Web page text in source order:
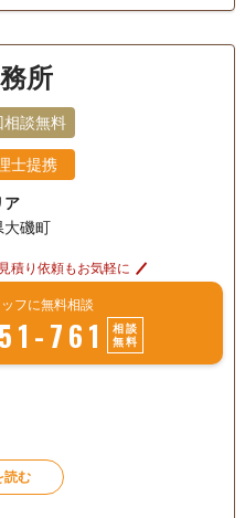
われている書面添付制度に
の申告プランがありますの
す。 ☆令和5年には相鉄線
続しますので、より一層便
旨に鑑み相続人間での係争
対策
可 初回相談無料
可 事務所面談可
所
相談無料
士提携
ア
大磯町
積り依頼もお気軽に
フに無料相談
761
相談
無料